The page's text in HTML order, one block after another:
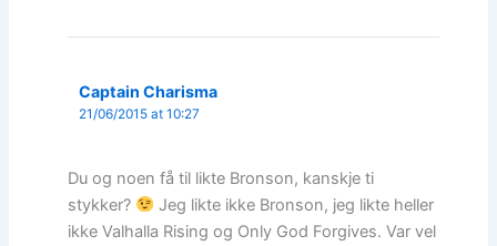
Captain Charisma
21/06/2015 at 10:27
Du og noen få til likte Bronson, kanskje ti
stykker?
Jeg likte ikke Bronson, jeg likte heller
ikke Valhalla Rising og Only God Forgives. Var vel